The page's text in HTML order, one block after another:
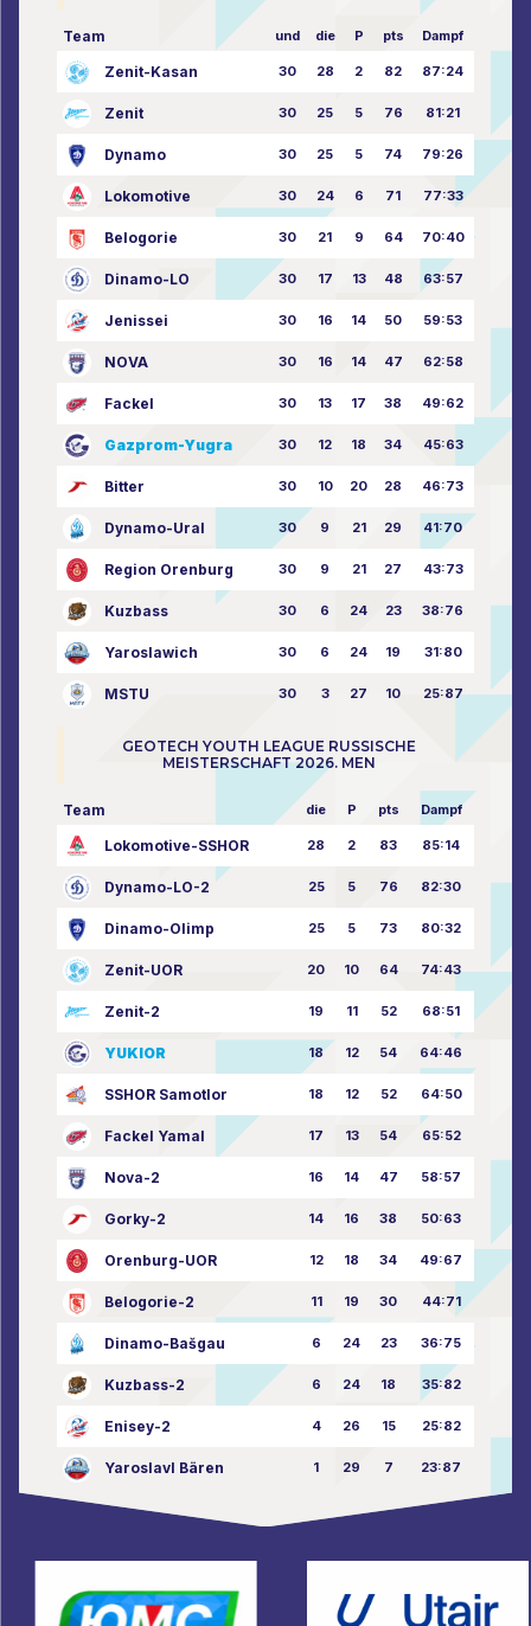
Team und die P pts Dampf
Zenit-Kasan 30 28 2 82 87:24
Zenit 30 25 5 76 81:21
Dynamo 30 25 5 74 79:26
Lokomotive 30 24 6 71 77:33
Belogorie 30 21 9 64 70:40
Dinamo-LO 30 17 13 48 63:57
Jenissei 30 16 14 50 59:53
NOVA 30 16 14 47 62:58
Fackel 30 13 17 38 49:62
Gazprom-Yugra 30 12 18 34 45:63
Bitter 30 10 20 28 46:73
Dynamo-Ural 30 9 21 29 41:70
Region Orenburg 30 9 21 27 43:73
Kuzbass 30 6 24 23 38:76
Yaroslawich 30 6 24 19 31:80
MSTU 30 3 27 10 25:87
GEOTECH YOUTH LEAGUE RUSSISCHE
MEISTERSCHAFT 2026. MEN
Team die P pts Dampf
Lokomotive-SSHOR 28 2 83 85:14
Dynamo-LO-2 25 5 76 82:30
Dinamo-Olimp 25 5 73 80:32
Zenit-UOR 20 10 64 74:43
Zenit-2 19 11 52 68:51
YUKIOR 18 12 54 64:46
SSHOR Samotlor 18 12 52 64:50
Fackel Yamal 17 13 54 65:52
Nova-2 16 14 47 58:57
Gorky-2 14 16 38 50:63
Orenburg-UOR 12 18 34 49:67
Belogorie-2 11 19 30 44:71
Dinamo-Bašgau 6 24 23 36:75
Kuzbass-2 6 24 18 35:82
Enisey-2 4 26 15 25:82
Yaroslavl Bären 1 29 7 23:87